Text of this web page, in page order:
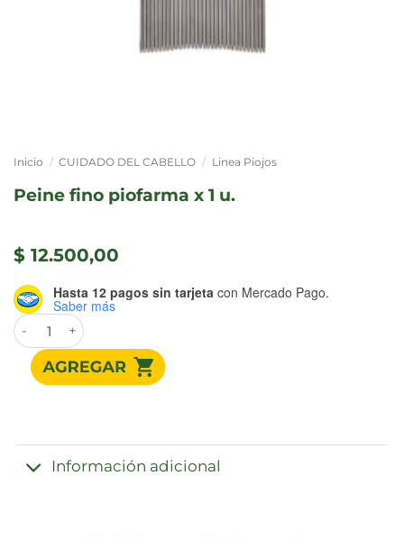
Inicio / CUIDADO DEL CABELLO / Linea Piojos
peine fino piofarma x 1 u.
$ 12.500,00
Hasta 12 pagos sin tarjeta con Mercado Pago.
Saber más
PEINE FINO PIOFARMA X 1 U. cantidad
Información adicional